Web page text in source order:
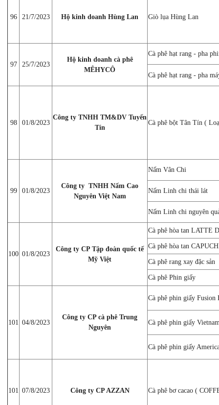
96 21/7/2023 Hộ kinh doanh Hùng Lan Giò lụa Hùng Lan
97 25/7/2023
Hộ kinh doanh cà phê
MÊHYCÔ
Cà phê hạt rang - pha
Cà phê hạt rang - pha
98 01/8/2023
Công ty TNHH TM&DV Tuyến
Tín
Cà phê bột Tân Tín (
99 01/8/2023
Công ty TNHH Nấm Cao
Nguyên Việt Nam
Nấm Vân Chi
Nấm Linh chi thái lát
Nấm Linh chi nguyên
100 01/8/2023
Công ty CP Tập đoàn quốc tế
Mỹ Việt
Cà phê hòa tan LATTE
Cà phê hòa tan
Cà phê rang xay đặc sản
Cà phê Phin giấy
101 04/8/2023
Công ty CP cà phê Trung
Nguyên
Cà phê phin giấy Fusion
Cà phê phin giấy
Cà phê phin giấy
101 07/8/2023 Công ty CP AZZAN Cà phê bơ cacao (